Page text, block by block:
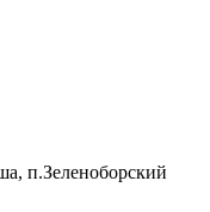
п.Зеленоборский